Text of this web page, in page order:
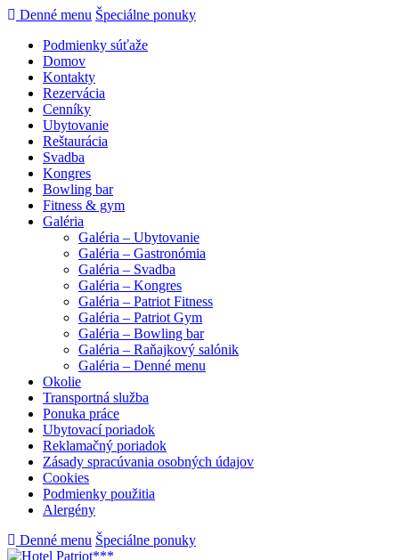
Denné menu Špeciálne ponuky
Podmienky súťaže
Domov
Kontakty
Rezervácia
Cenníky
Ubytovanie
Reštaurácia
Svadba
Kongres
Bowling bar
Fitness & gym
Galéria
Galéria – Ubytovanie
Galéria – Gastronómia
Galéria – Svadba
Galéria – Kongres
Galéria – Patriot Fitness
Galéria – Patriot Gym
Galéria – Bowling bar
Galéria – Raňajkový salónik
Galéria – Denné menu
Okolie
Transportná služba
Ponuka práce
Ubytovací poriadok
Reklamačný poriadok
Zásady spracúvania osobných údajov
Cookies
Podmienky použitia
Alergény
Denné menu Špeciálne ponuky